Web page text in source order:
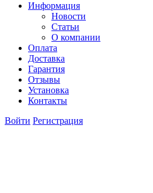
Информация
Новости
Статьи
О компании
Оплата
Доставка
Гарантия
Отзывы
Установка
Контакты
Войти Регистрация